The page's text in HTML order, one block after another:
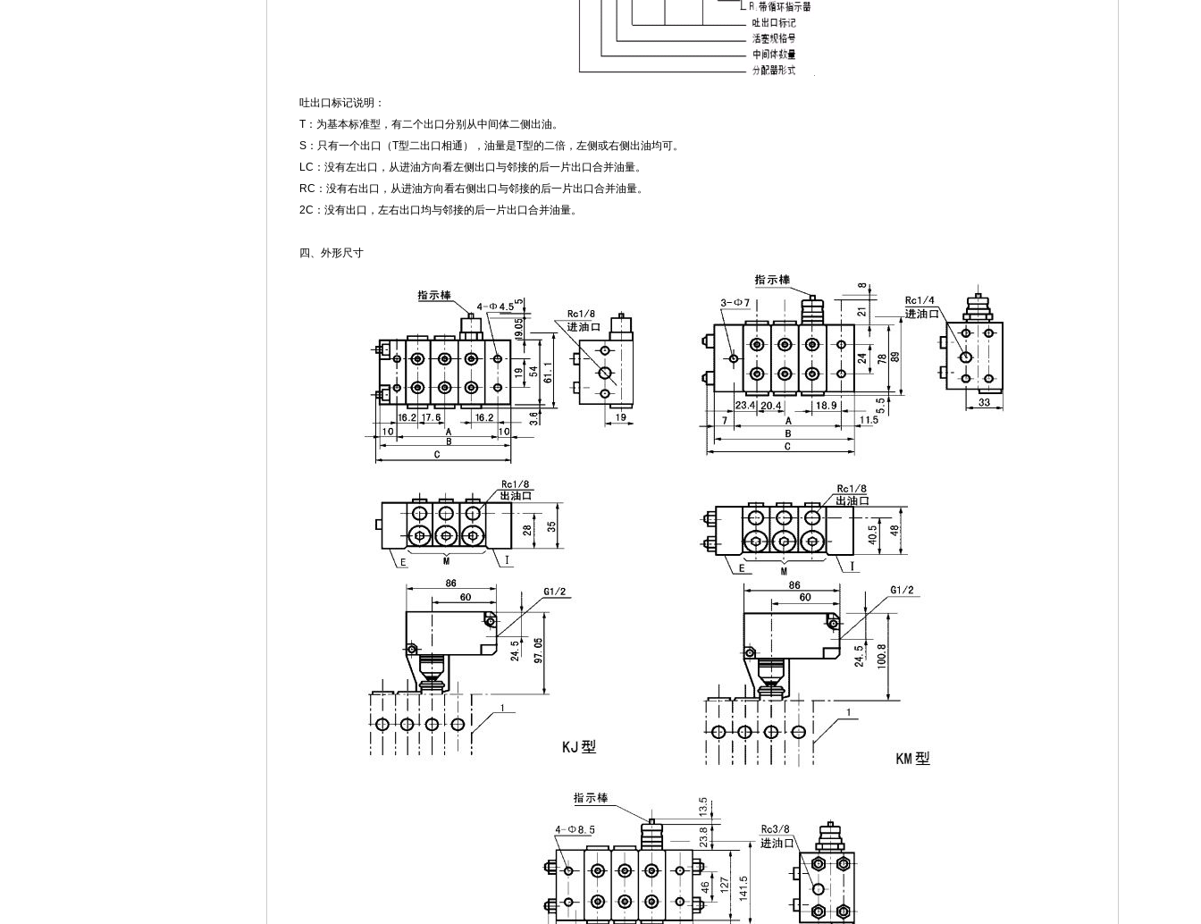
吐出口标记说明：
T：为基本标准型，有二个出口分别从中间体二侧出油。
S：只有一个出口（T型二出口相通），油量是T型的二倍，左侧或右侧出油均可。
LC：没有左出口，从进油方向看左侧出口与邻接的后一片出口合并油量。
RC：没有右出口，从进油方向看右侧出口与邻接的后一片出口合并油量。
2C：没有出口，左右出口均与邻接的后一片出口合并油量。
四、外形尺寸